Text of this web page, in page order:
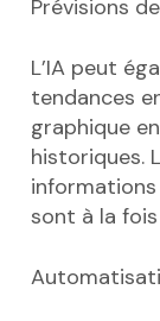
Prévisions
L’IA peut
tendances
graphique
historiques.
sont à la